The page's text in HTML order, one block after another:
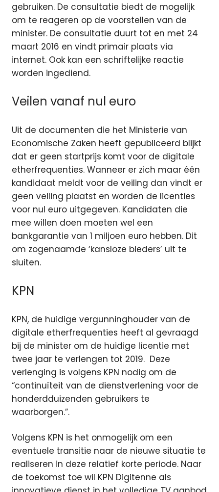
gebruiken. De consultatie biedt de mogelijk
om te reageren op de voorstellen van de
minister. De consultatie duurt tot en met 24
maart 2016 en vindt primair plaats via
internet. Ook kan een schriftelijke reactie
worden ingediend.
Veilen vanaf nul euro
Uit de documenten die het Ministerie van
Economische Zaken heeft gepubliceerd blijkt
dat er geen startprijs komt voor de digitale
etherfrequenties. Wanneer er zich maar één
kandidaat meldt voor de veiling dan vindt er
geen veiling plaatst en worden de licenties
voor nul euro uitgegeven. Kandidaten die
mee willen doen moeten wel een
bankgarantie van 1 miljoen euro hebben. Dit
om zogenaamde ‘kansloze bieders’ uit te
sluiten.
KPN
KPN, de huidige vergunninghouder van de
digitale etherfrequenties heeft al gevraagd
bij de minister om de huidige licentie met
twee jaar te verlengen tot 2019. Deze
verlenging is volgens KPN nodig om de
“continuïteit van de dienstverlening voor de
honderdduizenden gebruikers te
waarborgen.”.
Volgens KPN is het onmogelijk om een
eventuele transitie naar de nieuwe situatie te
realiseren in deze relatief korte periode. Naar
de toekomst toe wil KPN Digitenne als